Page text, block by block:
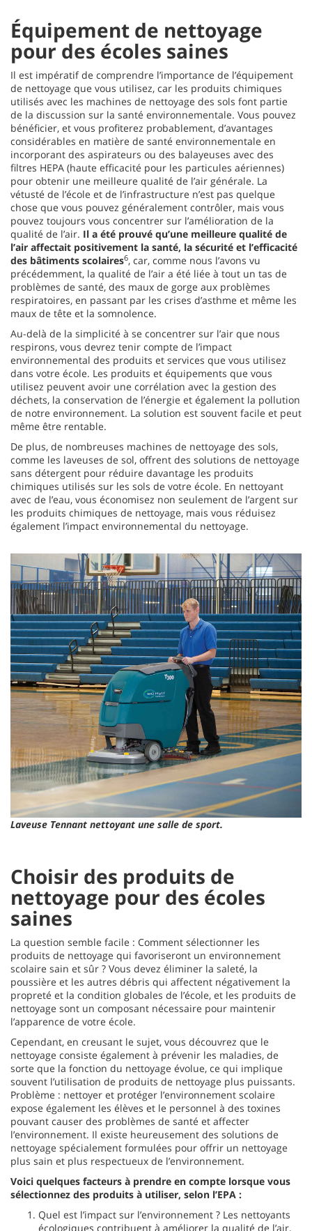
Équipement de nettoyage
pour des écoles saines
Il est impératif de comprendre l’importance de l’équipement
de nettoyage que vous utilisez, car les produits chimiques
utilisés avec les machines de nettoyage des sols font partie
de la discussion sur la santé environnementale. Vous pouvez
bénéficier, et vous profiterez probablement, d’avantages
considérables en matière de santé environnementale en
incorporant des aspirateurs ou des balayeuses avec des
filtres HEPA (haute efficacité pour les particules aériennes)
pour obtenir une meilleure qualité de l’air générale. La
vétusté de l’école et de l’infrastructure n’est pas quelque
chose que vous pouvez généralement contrôler, mais vous
pouvez toujours vous concentrer sur l’amélioration de la
qualité de l’air. Il a été prouvé qu’une meilleure qualité de
l’air affectait positivement la santé, la sécurité et l’efficacité
des bâtiments scolaires6, car, comme nous l’avons vu
précédemment, la qualité de l’air a été liée à tout un tas de
problèmes de santé, des maux de gorge aux problèmes
respiratoires, en passant par les crises d’asthme et même les
maux de tête et la somnolence.
Au-delà de la simplicité à se concentrer sur l’air que nous
respirons, vous devrez tenir compte de l’impact
environnemental des produits et services que vous utilisez
dans votre école. Les produits et équipements que vous
utilisez peuvent avoir une corrélation avec la gestion des
déchets, la conservation de l’énergie et également la pollution
de notre environnement. La solution est souvent facile et peut
même être rentable.
De plus, de nombreuses machines de nettoyage des sols,
comme les laveuses de sol, offrent des solutions de nettoyage
sans détergent pour réduire davantage les produits
chimiques utilisés sur les sols de votre école. En nettoyant
avec de l’eau, vous économisez non seulement de l’argent sur
les produits chimiques de nettoyage, mais vous réduisez
également l’impact environnemental du nettoyage.
Laveuse Tennant nettoyant une salle de sport.
Choisir des produits de
nettoyage pour des écoles
saines
La question semble facile : Comment sélectionner les
produits de nettoyage qui favoriseront un environnement
scolaire sain et sûr ? Vous devez éliminer la saleté, la
poussière et les autres débris qui affectent négativement la
propreté et la condition globales de l’école, et les produits de
nettoyage sont un composant nécessaire pour maintenir
l’apparence de votre école.
Cependant, en creusant le sujet, vous découvrez que le
nettoyage consiste également à prévenir les maladies, de
sorte que la fonction du nettoyage évolue, ce qui implique
souvent l’utilisation de produits de nettoyage plus puissants.
Problème : nettoyer et protéger l’environnement scolaire
expose également les élèves et le personnel à des toxines
pouvant causer des problèmes de santé et affecter
l’environnement. Il existe heureusement des solutions de
nettoyage spécialement formulées pour offrir un nettoyage
plus sain et plus respectueux de l’environnement.
Voici quelques facteurs à prendre en compte lorsque vous
sélectionnez des produits à utiliser, selon l’EPA :
Quel est l’impact sur l’environnement ? Les nettoyants
écologiques contribuent à améliorer la qualité de l’air,